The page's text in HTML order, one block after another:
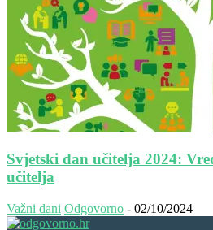
Svjetski dan učitelja 2024:
učitelja
Važni dani Odgovorno - 02/10/2024